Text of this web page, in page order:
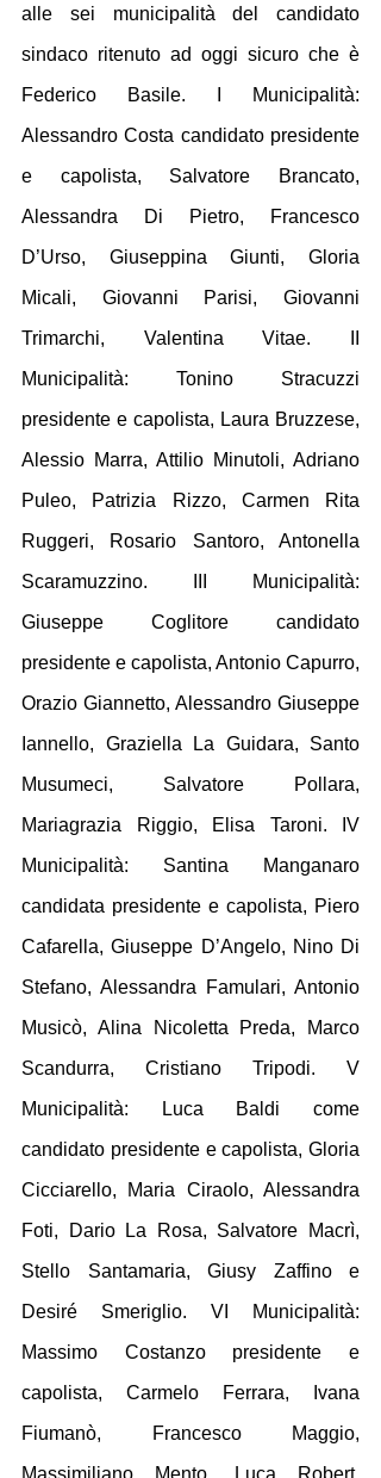
alle sei municipalità del candidato
sindaco ritenuto ad oggi sicuro che è
Federico Basile. I Municipalità:
Alessandro Costa candidato presidente
e capolista, Salvatore Brancato,
Alessandra Di Pietro, Francesco
D’Urso, Giuseppina Giunti, Gloria
Micali, Giovanni Parisi, Giovanni
Trimarchi, Valentina Vitae. II
Municipalità: Tonino Stracuzzi
presidente e capolista, Laura Bruzzese,
Alessio Marra, Attilio Minutoli, Adriano
Puleo, Patrizia Rizzo, Carmen Rita
Ruggeri, Rosario Santoro, Antonella
Scaramuzzino. III Municipalità:
Giuseppe Coglitore candidato
presidente e capolista, Antonio Capurro,
Orazio Giannetto, Alessandro Giuseppe
Iannello, Graziella La Guidara, Santo
Musumeci, Salvatore Pollara,
Mariagrazia Riggio, Elisa Taroni. IV
Municipalità: Santina Manganaro
candidata presidente e capolista, Piero
Cafarella, Giuseppe D’Angelo, Nino Di
Stefano, Alessandra Famulari, Antonio
Musicò, Alina Nicoletta Preda, Marco
Scandurra, Cristiano Tripodi. V
Municipalità: Luca Baldi come
candidato presidente e capolista, Gloria
Cicciarello, Maria Ciraolo, Alessandra
Foti, Dario La Rosa, Salvatore Macrì,
Stello Santamaria, Giusy Zaffino e
Desiré Smeriglio. VI Municipalità:
Massimo Costanzo presidente e
capolista, Carmelo Ferrara, Ivana
Fiumanò, Francesco Maggio,
Massimiliano Mento, Luca Robert,